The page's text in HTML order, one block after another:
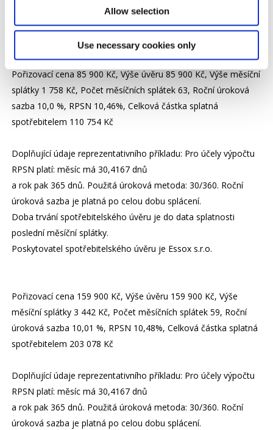
Allow selection
Use necessary cookies only
zůstatkové hodnoty se liší podle objemu motoru (viz níže).
PŘÍKLAD SPLÁCENÍ
Pořizovací cena 85 900 Kč, Výše úvěru 85 900 Kč, Výše měsíční
splátky 1 758 Kč, Počet měsíčních splátek 63, Roční úroková
sazba 10,0 %, RPSN 10,46%, Celková částka splatná
spotřebitelem 110 754 Kč
Doplňující údaje reprezentativního příkladu: Pro účely výpočtu
RPSN platí: měsíc má 30,4167 dnů
a rok pak 365 dnů. Použitá úroková metoda: 30/360. Roční
úroková sazba je platná po celou dobu splácení.
Doba trvání spotřebitelského úvěru je do data splatnosti
poslední měsíční splátky.
Poskytovatel spotřebitelského úvěru je Essox s.r.o.
Pořizovací cena 159 900 Kč, Výše úvěru 159 900 Kč, Výše
měsíční splátky 3 442 Kč, Počet měsíčních splátek 59, Roční
úroková sazba 10,01 %, RPSN 10,48%, Celková částka splatná
spotřebitelem 203 078 Kč
Doplňující údaje reprezentativního příkladu: Pro účely výpočtu
RPSN platí: měsíc má 30,4167 dnů
a rok pak 365 dnů. Použitá úroková metoda: 30/360. Roční
úroková sazba je platná po celou dobu splácení.